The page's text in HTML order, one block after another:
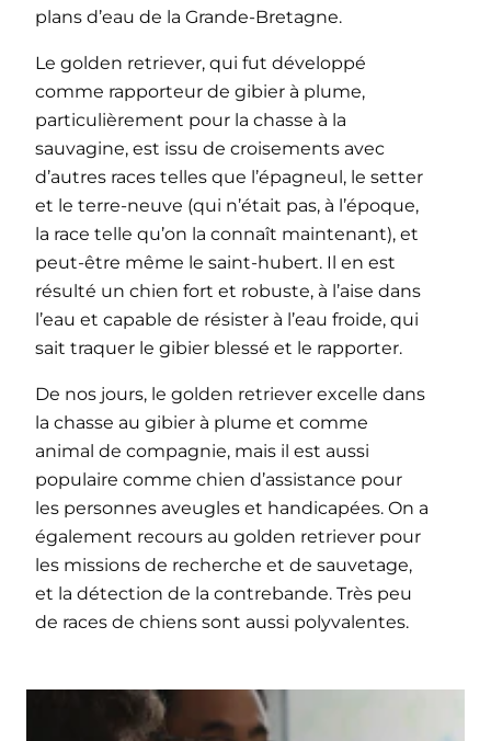
plans d’eau de la Grande-Bretagne.
Le golden retriever, qui fut développé
comme rapporteur de gibier à plume,
particulièrement pour la chasse à la
sauvagine, est issu de croisements avec
d’autres races telles que l’épagneul, le setter
et le terre-neuve (qui n’était pas, à l’époque,
la race telle qu’on la connaît maintenant), et
peut-être même le saint-hubert. Il en est
résulté un chien fort et robuste, à l’aise dans
l’eau et capable de résister à l’eau froide, qui
sait traquer le gibier blessé et le rapporter.
De nos jours, le golden retriever excelle dans
la chasse au gibier à plume et comme
animal de compagnie, mais il est aussi
populaire comme chien d’assistance pour
les personnes aveugles et handicapées. On a
également recours au golden retriever pour
les missions de recherche et de sauvetage,
et la détection de la contrebande. Très peu
de races de chiens sont aussi polyvalentes.